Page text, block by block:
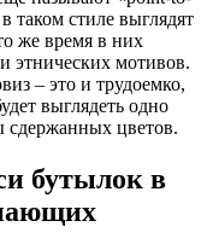
таком стиле выглядят
же время в них
этнических мотивов.
– это и трудоемко,
выглядеть одно
сдержанных цветов.
бутылок в